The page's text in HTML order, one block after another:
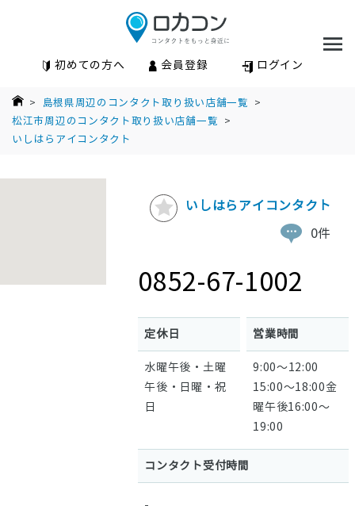
初めての方へ 会員登録 ログイン
> 島根県周辺のコンタクト取り扱い店舗一覧 >
松江市周辺のコンタクト取り扱い店舗一覧 >
いしはらアイコンタクト
いしはらアイコンタクト
0件
0852-67-1002
定休日
水曜午後・土曜
午後・日曜・祝
日
営業時間
9:00〜12:00
15:00〜18:00金
曜午後16:00〜
19:00
コンタクト受付時間